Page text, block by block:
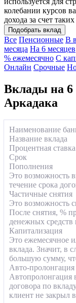
колебании курсов
дохода за счет
Подобрать вклад
Все Пенсионные В
месяца На 6 месяцев
% ежемесячно С
Онлайн Срочные
Вклады на 6
Аркадака
Наименование
Название вклада
Процентная ставка
Срок
Пополнения
Это возможность
течение срока
Частичные снятия
Это возможность
После снятия, %
денежных средств
Капитализация
Это ежемесячное
вклада. Значит, в
большую сумму,
Авто-пролонгация
Автопролонгация
договора по
клиент не закрыл